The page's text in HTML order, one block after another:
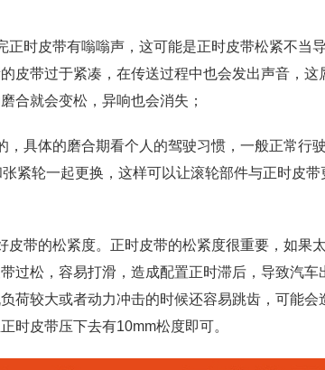
正时皮带有嗡嗡声，这可能是正时皮带松紧不当
皮带过于紧凑，在传送过程中也会发出声音，这
合就会变松，异响也会消失；
，具体的磨合期看个人的驾驶习惯，一般正常行
紧轮一起更换，这样可以让滚轮部件与正时皮带
皮带的松紧度。正时皮带的松紧度很重要，如果
过松，容易打滑，造成配置正时滞后，导致汽车
荷较大或者动力冲击的时候还容易跳齿，可能会
时皮带压下去有10mm松度即可。